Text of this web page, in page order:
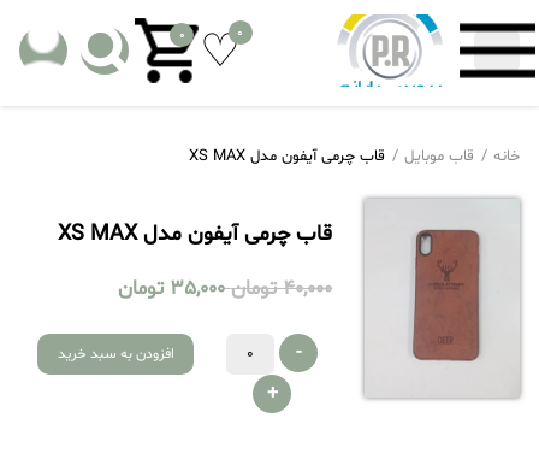
0
0
خانه قاب موبایل قاب چرمی آیفون مدل XS MAX
قاب چرمی آیفون مدل XS MAX
40,000 تومان 35,000 تومان
-
+
افزودن به سبد خرید